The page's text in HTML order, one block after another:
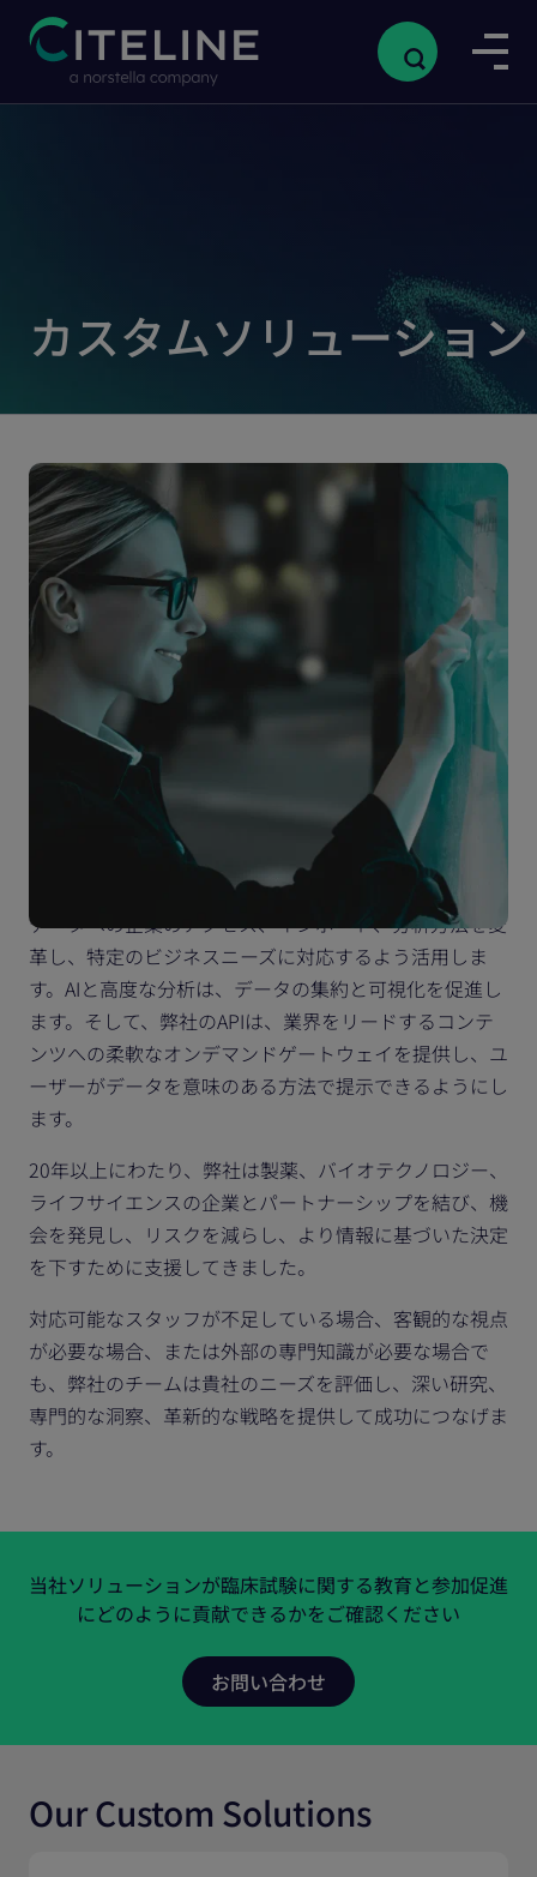
カスタムソリューション
カスタムソリューション
弊社のカスタムソリューションは、最高水準の製薬業界
データへの企業のアクセス、インポート、分析方法を変
革し、特定のビジネスニーズに対応するよう活用しま
す。AIと高度な分析は、データの集約と可視化を促進し
ます。そして、弊社のAPIは、業界をリードするコンテ
ンツへの柔軟なオンデマンドゲートウェイを提供し、ユ
ーザーがデータを意味のある方法で提示できるようにし
ます。
20年以上にわたり、弊社は製薬、バイオテクノロジー、
ライフサイエンスの企業とパートナーシップを結び、機
会を発見し、リスクを減らし、より情報に基づいた決定
を下すために支援してきました。
対応可能なスタッフが不足している場合、客観的な視点
が必要な場合、または外部の専門知識が必要な場合で
も、弊社のチームは貴社のニーズを評価し、深い研究、
専門的な洞察、革新的な戦略を提供して成功につなげま
す。
当社ソリューションが臨床試験に関する教育と参加促進
にどのように貢献できるかをご確認ください
Our Custom Solutions